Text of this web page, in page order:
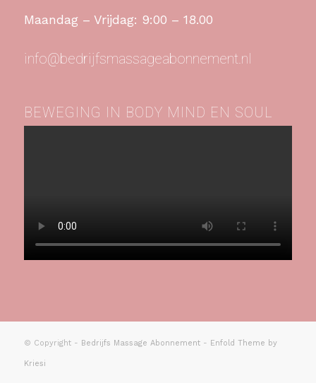
Maandag – Vrijdag: 9:00 – 18.00
info@bedrijfsmassageabonnement.nl
BEWEGING IN BODY MIND EN SOUL
© Copyright - Bedrijfs Massage Abonnement- Enfold Theme by
Kriesi